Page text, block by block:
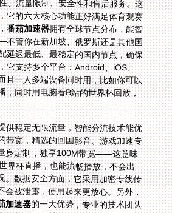
它的六大核心功能正好满足体育观赛
番茄加速器拥有全球节点分布，能智
能推荐最优线路——不管你在新加坡、俄罗斯还是其他国
家，它都会自动匹配延迟最低、最稳定的国内节点，确保
直播不卡顿。其次，它支持多个平台：Android、iOS、
Windows、mac，而且一人多端设备同时用，比如你可以
在手机上看NBA直播，同时用电脑看B站的世界杯回放，
供稳定无限流量，智能分流技术能优
保障影音和游戏的带宽，精选的回国影音、游戏加速专
更是为体育直播量身定制，独享100M带宽——这意味
即使是4K画质的世界杯直播，也能流畅播放，不会出
缓冲或掉帧的情况。数据安全方面，它采用加密专线传
，你的网络数据不会被泄露，使用起来更放心。另外，
加速器的一大优势，专业的技术团队
24小时在线，遇到任何问题都能快速解决，比如你在俄罗
斯看B站世界杯中文直播海外无法观看时，联系客服就能